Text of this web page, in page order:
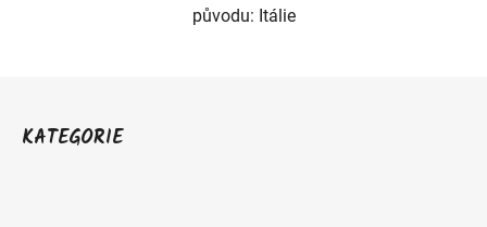
původu: Itálie
KATEGORIE